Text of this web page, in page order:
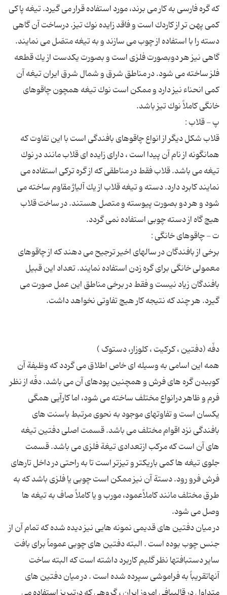
كه گره فارسی به كار می برند، مورد استفاده قرار می گیرد. تیغه پاكی
كمی پهن تر از كاردك است و فاقد زایده نوك تیز. درساخت آن گاهی
دسته را با استفاده از چوب می سازند و به تیغه متصّل می نمایند.
گاهی نیز هر دوبصورت فلزی است و بصورت یكدست از یك قطعه
فلز ساخته می شود. در مناطق شرق و شمال شرق ایران تیغه آن
كمی انحناء نیز دارد و ممكن است نوك تیغه همچون چاقوهای
قلاب شكل دیگر از انواع چاقوهای بافندگی است با این تفاوت كه
همانگونه از نام آن پیدا است ، دارای زایده ای قلاب مانند در نوك
تیغه می باشد. قلاب فقط در مناطقی كه از گره تركی استفاده می
نمایند كابرد دارد. دسته و تیغه قلاب از یك آلیاژ مقاوم ساخته می
شود و هر دو بصورت پیوسته و متصل هستند. در ساخت قلاب
برخی از بافندگان در سالهای اخیر ترجیح می دهند كه از چاقوهای
معمولی خانگی برای گره زدن استفاده نمایند. تعداد این قبیل
بافندگان زیاد نیست و فقط در برخی مناطق این عمل صورت می
همه این اسامی به وسیله ای خاص اطلاق می گردد كه وظیفة آن
كوبیدن گره های فرش و همچنین پودهای آن می باشد. دفّه از نظر
فرم و ظاهر درانواع مختلف ساخته می شود، اما كارآیی همگی
یكسان است و تفاوتهای موجود به نحوی مرتبط باسنت های
بافندگی نزد اقوام مختلف می باشد. قسمت اصلی دفتین تیغه
های آن است كه مركب ازتعدادی تیغة فلزی می باشد. قسمت
جلوی تیغه ها كمی باریكتر و تیزتر است تا به راحتی در داخل تارهای
فرش فرو رود. دستة آن نیز ممكن است چوبی یا فلزی باشد كه به
طرق مختلف مانند كاملاًعمود، مورب و یا كاملاً صاف به تیغه ها
در میان دفتین های قدیمی نمونه هایی نیز دیده شده كه تمام آن از
جنس چوب بوده است . البته دفتین های چوبی عموماً برای بافت
سایر دستبافتها نظر گلیم كاربرد داشته است كه البته ساخت
آنهاتقریباً به فراموشی سپرده شده است . در میان دفتین های